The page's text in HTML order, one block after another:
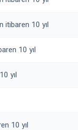
itibaren 10 yıl
10 yıl
yıl
10 yıl